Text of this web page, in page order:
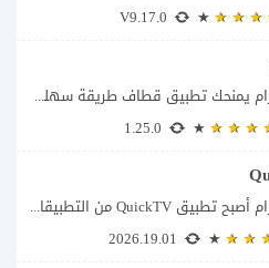
انضم الى التليجرام يمنحك تطبيق قطاف طريقة سهلة لمتابعة نقاط المكافآت والاستفادة منها في...
انضم الى التليجرام أصبح تطبيق QuickTV من التطبيقات التي تستهدف محبي المسلسلات السريعة، إذ...